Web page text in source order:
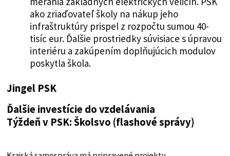
ako zriaďovateľ školy na nákup jeho
infraštruktúry prispel z rozpočtu sumou 40-
tisíc eur. Ďalšie prostriedky súvisiace s úpravou
interiéru a zakúpením doplňujúcich modulov
poskytla škola.
Jingel PSK
Ďalšie investície do vzdelávania
Týždeň v PSK: Školsvo (flashové správy)